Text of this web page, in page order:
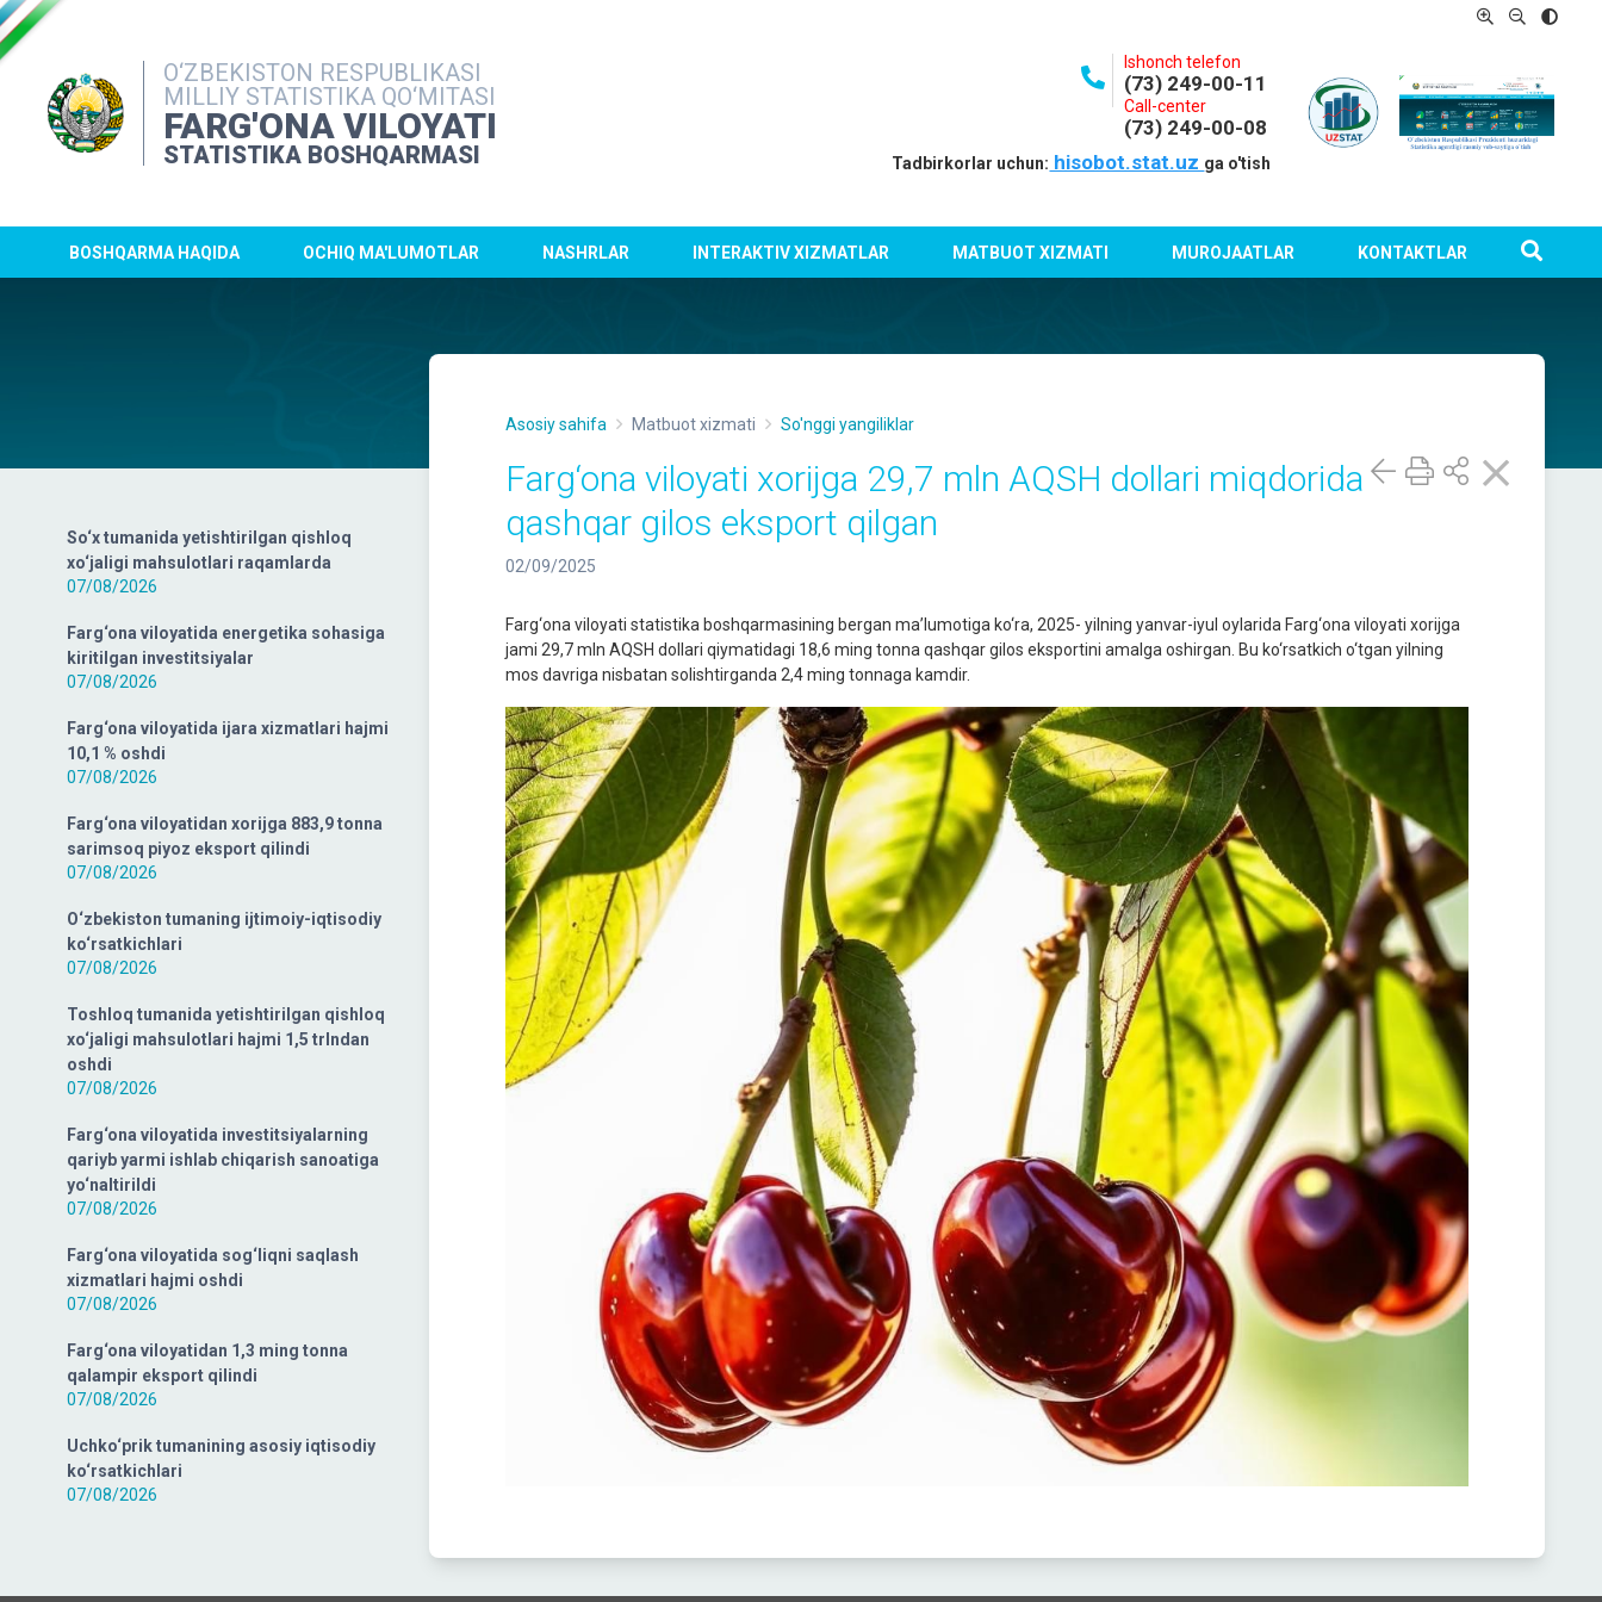
O‘ZBEKISTON RESPUBLIKASI
MILLIY STATISTIKA QO‘MITASI
FARG'ONA VILOYATI
STATISTIKA BOSHQARMASI
Ishonch telefon
(73) 249-00-11
Call-center
(73) 249-00-08
Tadbirkorlar uchun: hisobot.stat.uz ga o'tish
BOSHQARMA HAQIDA OCHIQ MA'LUMOTLAR NASHRLAR INTERAKTIV XIZMATLAR MATBUOT XIZMATI MUROJAATLAR KONTAKTLAR
So‘x tumanida yetishtirilgan qishloq
xo‘jaligi mahsulotlari raqamlarda
07/08/2026
Farg‘ona viloyatida energetika sohasiga
kiritilgan investitsiyalar
07/08/2026
Farg‘ona viloyatida ijara xizmatlari hajmi
10,1 % oshdi
07/08/2026
Farg‘ona viloyatidan xorijga 883,9 tonna
sarimsoq piyoz eksport qilindi
07/08/2026
O‘zbekiston tumaning ijtimoiy-iqtisodiy
ko‘rsatkichlari
07/08/2026
Toshloq tumanida yetishtirilgan qishloq
xo‘jaligi mahsulotlari hajmi 1,5 trlndan
oshdi
07/08/2026
Farg‘ona viloyatida investitsiyalarning
qariyb yarmi ishlab chiqarish sanoatiga
yo‘naltirildi
07/08/2026
Farg‘ona viloyatida sog‘liqni saqlash
xizmatlari hajmi oshdi
07/08/2026
Farg‘ona viloyatidan 1,3 ming tonna
qalampir eksport qilindi
07/08/2026
Uchko‘prik tumanining asosiy iqtisodiy
ko‘rsatkichlari
07/08/2026
Asosiy sahifa Matbuot xizmati So'nggi yangiliklar
Farg‘ona viloyati xorijga 29,7 mln AQSH dollari miqdorida
qashqar gilos eksport qilgan
02/09/2025
Farg‘ona viloyati statistika boshqarmasining bergan ma’lumotiga ko‘ra, 2025- yilning yanvar-iyul oylarida Farg‘ona viloyati xorijga
jami 29,7 mln AQSH dollari qiymatidagi 18,6 ming tonna qashqar gilos eksportini amalga oshirgan. Bu ko‘rsatkich o‘tgan yilning
mos davriga nisbatan solishtirganda 2,4 ming tonnaga kamdir.